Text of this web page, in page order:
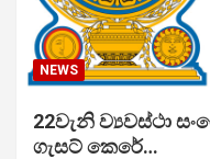
NEWS
22වැනි ව්‍යවස්ථා
ගැසට් කෙරේ…